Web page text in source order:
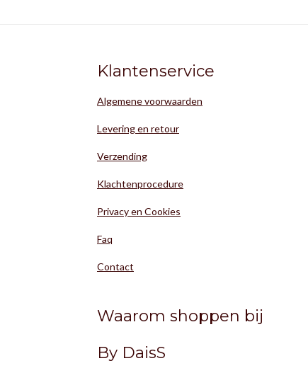
Klantenservice
Algemene voorwaarden
Levering en retour
Verzending
Klachtenprocedure
Privacy en Cookies
Faq
Contact
Waarom shoppen bij
By DaisS